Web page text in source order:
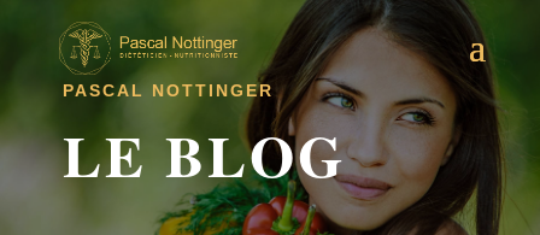
PASCAL NOTTINGER
LE BLOG